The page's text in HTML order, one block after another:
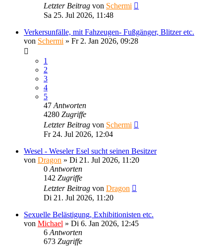
Letzter Beitrag von Schermi
Sa 25. Jul 2026, 11:48
Verkersunfälle, mit Fahzeugen- Fußgänger, Blitzer etc.
von Schermi » Fr 2. Jan 2026, 09:28
1
2
3
4
5
47 Antworten
4280 Zugriffe
Letzter Beitrag von Schermi
Fr 24. Jul 2026, 12:04
Wesel - Weseler Esel sucht seinen Besitzer
von Dragon » Di 21. Jul 2026, 11:20
0 Antworten
142 Zugriffe
Letzter Beitrag von Dragon
Di 21. Jul 2026, 11:20
Sexuelle Belästigung, Exhibitionisten etc.
von Michael » Di 6. Jan 2026, 12:45
6 Antworten
673 Zugriffe